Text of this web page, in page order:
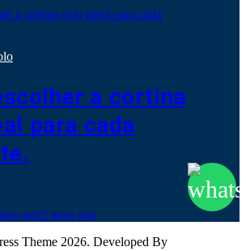
a cortina
para cada
ago2 anos ago
Theme 2026. Developed By